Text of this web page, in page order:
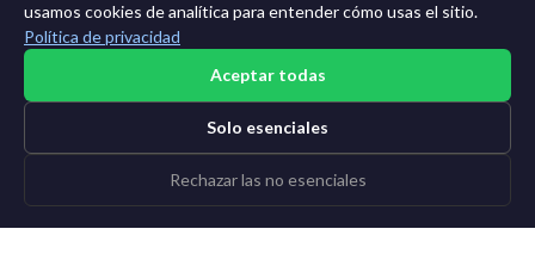
usamos cookies de analítica para entender cómo usas el sitio.
Política de privacidad
Aceptar todas
Solo esenciales
Rechazar las no esenciales